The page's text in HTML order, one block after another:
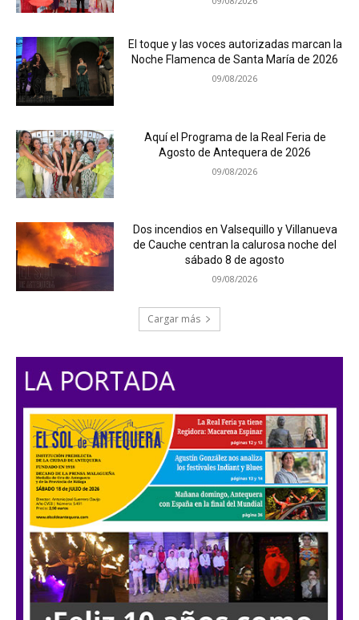
El toque y las voces autorizadas marcan la
Noche Flamenca de Santa María de 2026
09/08/2026
Aquí el Programa de la Real Feria de
Agosto de Antequera de 2026
09/08/2026
Dos incendios en Valsequillo y Villanueva
de Cauche centran la calurosa noche del
sábado 8 de agosto
09/08/2026
Cargar más